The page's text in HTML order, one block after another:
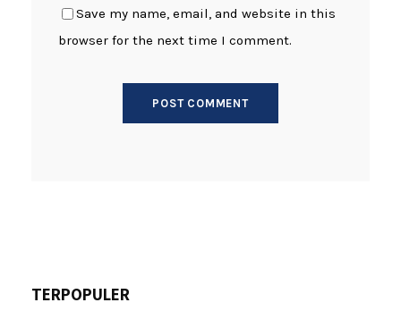
Save my name, email, and website in this
browser for the next time I comment.
TERPOPULER